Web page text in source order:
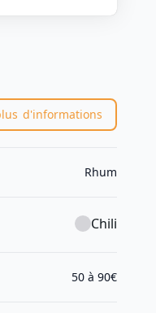
d'informations
Rhum
Chili
50 à 90€